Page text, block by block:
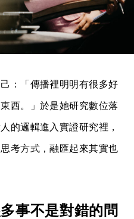
：「傳播裡明明有很多好
西。」於是她研究數位落
的邏輯進入實證研究裡，
考方式，融匯起來其實也
事不是對錯的問